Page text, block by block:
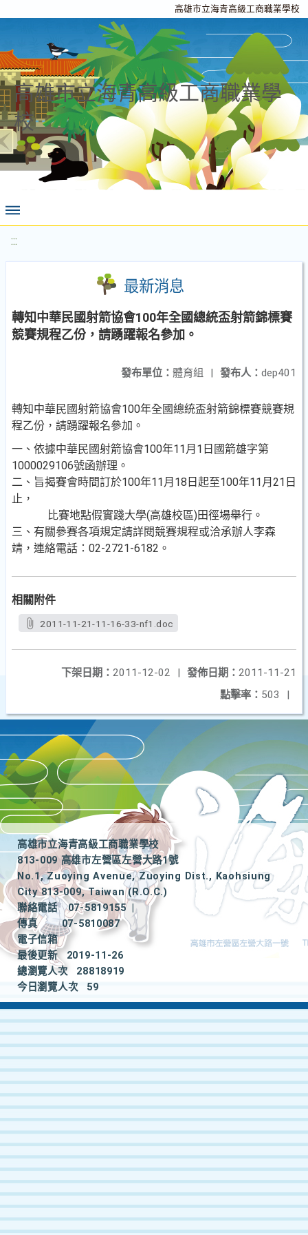
高雄市立海青高級工商職業學校
高雄市立海青高級工商職業學
校
:::
最新消息
轉知中華民國射箭協會100年全國總統盃射箭錦標賽
競賽規程乙份，請踴躍報名參加。
發布人： dep401
發布單位： 體育組 |
轉知中華民國射箭協會100年全國總統盃射箭錦標賽競賽規
程乙份，請踴躍報名參加。
一、依據中華民國射箭協會100年11月1日國箭雄字第
1000029106號函辦理。
二、旨揭賽會時間訂於100年11月18日起至100年11月21日
止，
比賽地點假實踐大學(高雄校區)田徑場舉行。
三、有關參賽各項規定請詳閱競賽規程或洽承辦人李森
靖，連絡電話：02-2721-6182。
相關附件
2011-11-21-11-16-33-nf1.doc
發佈日期： 2011-11-21
下架日期： 2011-12-02
|
點擊率： 503 |
高雄市立海青高級工商職業學校
813-009 高雄市左營區左營大路1號
No.1, Zuoying Avenue, Zuoying Dist., Kaohsiung
City 813-009, Taiwan (R.O.C.)
聯絡電話
07-5819155
|
傳真
07-5810087
電子信箱
最後更新
2019-11-26
總瀏覽人次
28818919
今日瀏覽人次
59